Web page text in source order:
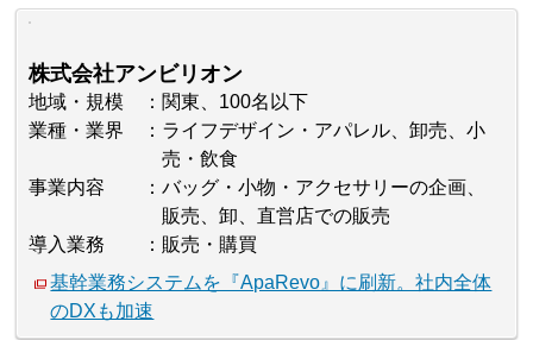
株式会社アンビリオン
地域・規模
関東、100名以下
業種・業界
ライフデザイン・アパレル、卸売、小
売・飲食
事業内容
バッグ・小物・アクセサリーの企画、
販売、卸、直営店での販売
導入業務
販売・購買
基幹業務システムを『ApaRevo』に刷新。社内全体
のDXも加速